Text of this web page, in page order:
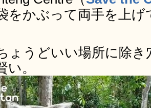
をかぶって両手を上げ
ょうどいい場所に除
。